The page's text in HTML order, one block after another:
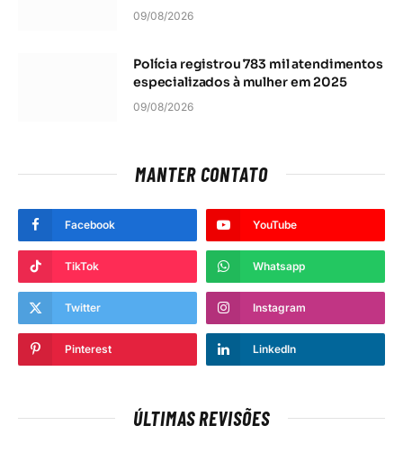
09/08/2026
Polícia registrou 783 mil atendimentos
especializados à mulher em 2025
09/08/2026
MANTER CONTATO
Facebook YouTube
TikTok Whatsapp
Twitter Instagram
Pinterest LinkedIn
ÚLTIMAS REVISÕES